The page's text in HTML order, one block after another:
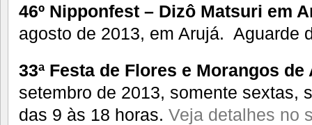
46º Nipponfest – Dizô Matsuri em
agosto de 2013, em Arujá. Aguarde
33ª Festa de Flores e Morangos de
setembro de 2013, somente sextas,
das 9 às 18 horas. Veja detalhes no